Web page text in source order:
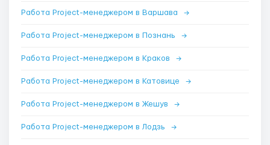
Работа Project-менеджером в Варшава →
Работа Project-менеджером в Познань →
Работа Project-менеджером в Краков →
Работа Project-менеджером в Катовице →
Работа Project-менеджером в Жешув →
Работа Project-менеджером в Лодзь →